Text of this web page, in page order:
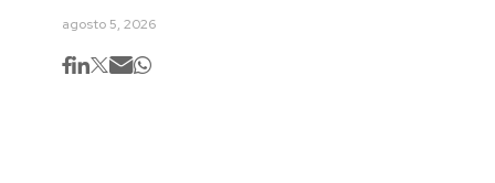
agosto 5, 2026